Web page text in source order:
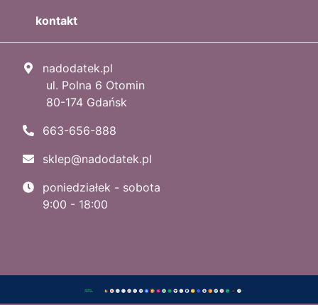
kontakt
nadodatek.pl
ul. Polna 6 Otomin
80-174 Gdańsk
663-656-888
sklep@nadodatek.pl
poniedziałek - sobota
9:00 - 18:00